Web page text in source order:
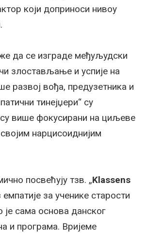
који доприноси нивоу
да се изграде међуљудски
злостављање и успије на
развој вођа, предузетника и
тинејџери“ су
су више фокусирани на циљеве
нарцисоиднијим
посвећују тзв. „Klassens
емпатије за ученике старости
је сама основа данског
и програма. Вријеме